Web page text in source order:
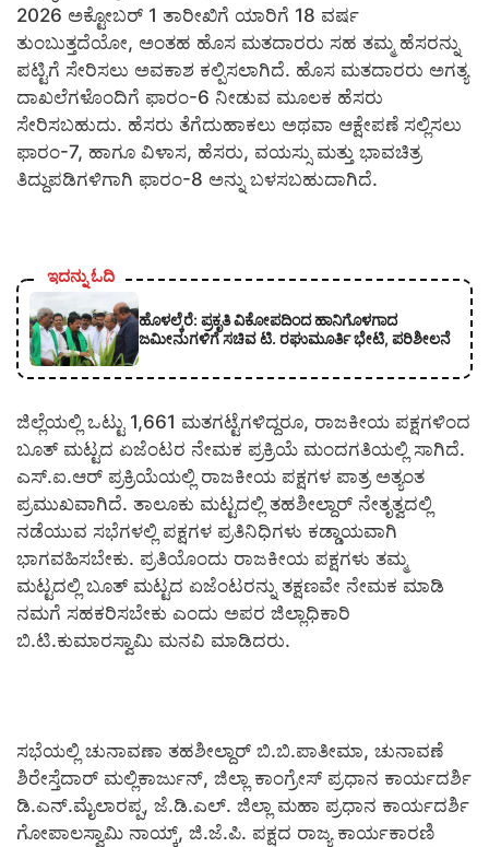
2026 ಅಕ್ಟೋಬರ್ 1 ತಾರೀಖಿಗೆ ಯಾರಿಗೆ 18 ವರ್ಷ
ತುಂಬುತ್ತದೆಯೋ, ಅಂತಹ ಹೊಸ ಮತದಾರರು ಸಹ ತಮ್ಮ ಹೆಸರನ್ನು
ಪಟ್ಟಿಗೆ ಸೇರಿಸಲು ಅವಕಾಶ ಕಲ್ಪಿಸಲಾಗಿದೆ. ಹೊಸ ಮತದಾರರು ಅಗತ್ಯ
ದಾಖಲೆಗಳೊಂದಿಗೆ ಫಾರಂ-6 ನೀಡುವ ಮೂಲಕ ಹೆಸರು
ಸೇರಿಸಬಹುದು. ಹೆಸರು ತೆಗೆದುಹಾಕಲು ಅಥವಾ ಆಕ್ಷೇಪಣೆ ಸಲ್ಲಿಸಲು
ಫಾರಂ-7, ಹಾಗೂ ವಿಳಾಸ, ಹೆಸರು, ವಯಸ್ಸು ಮತ್ತು ಭಾವಚಿತ್ರ
ತಿದ್ದುಪಡಿಗಳಿಗಾಗಿ ಫಾರಂ-8 ಅನ್ನು ಬಳಸಬಹುದಾಗಿದೆ.
ಇದನ್ನು ಓದಿ
ಹೊಳಲ್ಕೆರೆ: ಪ್ರಕೃತಿ ವಿಕೋಪದಿಂದ ಹಾನಿಗೊಳಗಾದ
ಜಮೀನುಗಳಿಗೆ ಸಚಿವ ಟಿ. ರಘುಮೂರ್ತಿ ಭೇಟಿ, ಪರಿಶೀಲನೆ
ಜಿಲ್ಲೆಯಲ್ಲಿ ಒಟ್ಟು 1,661 ಮತಗಟ್ಟೆಗಳಿದ್ದರೂ, ರಾಜಕೀಯ ಪಕ್ಷಗಳಿಂದ
ಬೂತ್ ಮಟ್ಟದ ಏಜೆಂಟರ ನೇಮಕ ಪ್ರಕ್ರಿಯೆ ಮಂದಗತಿಯಲ್ಲಿ ಸಾಗಿದೆ.
ಎಸ್.ಐ.ಆರ್ ಪ್ರಕ್ರಿಯೆಯಲ್ಲಿ ರಾಜಕೀಯ ಪಕ್ಷಗಳ ಪಾತ್ರ ಅತ್ಯಂತ
ಪ್ರಮುಖವಾಗಿದೆ. ತಾಲೂಕು ಮಟ್ಟದಲ್ಲಿ ತಹಶೀಲ್ದಾರ್ ನೇತೃತ್ವದಲ್ಲಿ
ನಡೆಯುವ ಸಭೆಗಳಲ್ಲಿ ಪಕ್ಷಗಳ ಪ್ರತಿನಿಧಿಗಳು ಕಡ್ಡಾಯವಾಗಿ
ಭಾಗವಹಿಸಬೇಕು. ಪ್ರತಿಯೊಂದು ರಾಜಕೀಯ ಪಕ್ಷಗಳು ತಮ್ಮ
ಮಟ್ಟದಲ್ಲಿ ಬೂತ್ ಮಟ್ಟದ ಏಜೆಂಟರನ್ನು ತಕ್ಷಣವೇ ನೇಮಕ ಮಾಡಿ
ನಮಗೆ ಸಹಕರಿಸಬೇಕು ಎಂದು ಅಪರ ಜಿಲ್ಲಾಧಿಕಾರಿ
ಬಿ.ಟಿ.ಕುಮಾರಸ್ವಾಮಿ ಮನವಿ ಮಾಡಿದರು.
ಸಭೆಯಲ್ಲಿ ಚುನಾವಣಾ ತಹಶೀಲ್ದಾರ್ ಬಿ.ಬಿ.ಪಾತೀಮಾ, ಚುನಾವಣೆ
ಶಿರೇಸ್ತೆದಾರ್ ಮಲ್ಲಿಕಾರ್ಜುನ್, ಜಿಲ್ಲಾ ಕಾಂಗ್ರೇಸ್ ಪ್ರಧಾನ ಕಾರ್ಯದರ್ಶಿ
ಡಿ.ಎನ್.ಮೈಲಾರಪ್ಪ, ಜೆ.ಡಿ.ಎಲ್. ಜಿಲ್ಲಾ ಮಹಾ ಪ್ರಧಾನ ಕಾರ್ಯದರ್ಶಿ
ಗೋಪಾಲಸ್ವಾಮಿ ನಾಯ್ಕ್, ಜಿ.ಜೆ.ಪಿ. ಪಕ್ಷದ ರಾಜ್ಯ ಕಾರ್ಯಕಾರಣಿ